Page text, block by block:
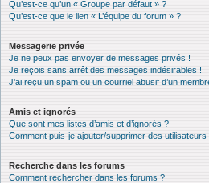
Qu’est-ce qu’un « Groupe par défaut » ?
Qu’est-ce que le lien « L’équipe du forum » ?
Messagerie privée
Je ne peux pas envoyer de messages privés !
Je reçois sans arrêt des messages indésirables !
J’ai reçu un spam ou un courriel abusif d’un
Amis et ignorés
Que sont mes listes d’amis et d’ignorés ?
Comment puis-je ajouter/supprimer des utilisateurs
Recherche dans les forums
Comment rechercher dans les forums ?